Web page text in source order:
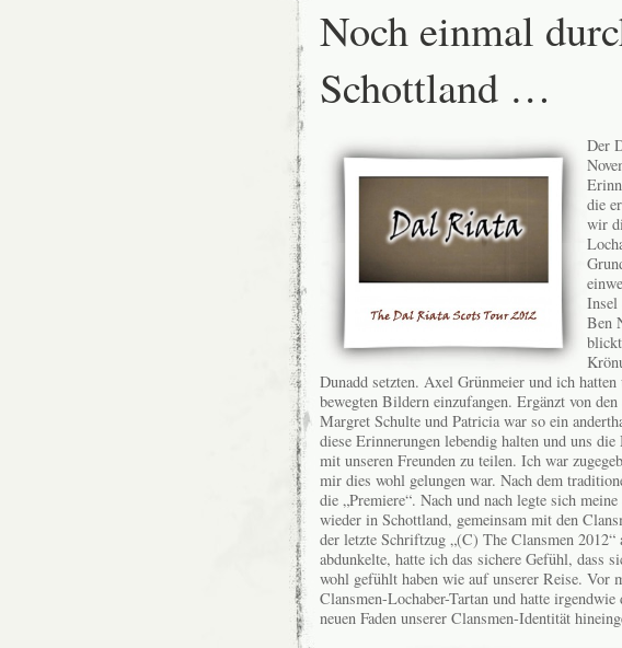
Noch einmal
Schottland …
Der
die
wir
Insel
Ben
Dunadd setzten. Axel Grünmeier und ich
bewegten Bildern einzufangen. Ergänzt von
Margret Schulte und Patricia war so ein
diese Erinnerungen lebendig halten und uns
mit unseren Freunden zu teilen. Ich war
mir dies wohl gelungen war. Nach dem
die „Premiere“. Nach und nach legte sich
wieder in Schottland, gemeinsam mit den
der letzte Schriftzug „(C) The Clansmen
abdunkelte, hatte ich das sichere Gefühl, dass
wohl gefühlt haben wie auf unserer Reise. Vor
Clansmen-Lochaber-Tartan und hatte
neuen Faden unserer Clansmen-Identität